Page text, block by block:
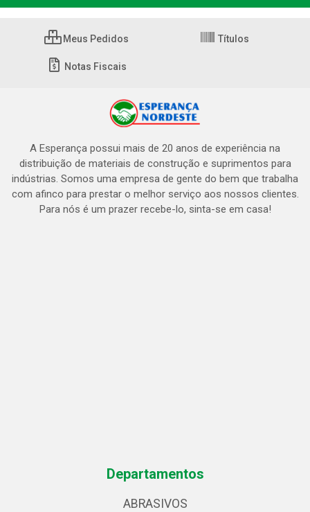
Meus Pedidos Títulos
Notas Fiscais
A Esperança possui mais de 20 anos de experiência na
distribuição de materiais de construção e suprimentos para
indústrias. Somos uma empresa de gente do bem que trabalha
com afinco para prestar o melhor serviço aos nossos clientes.
Para nós é um prazer recebe-lo, sinta-se em casa!
Departamentos
ABRASIVOS